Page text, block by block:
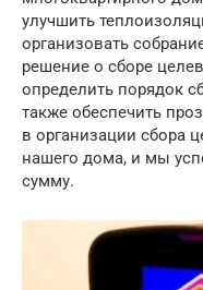
улучшить
организовать
решение о сборе
определить порядок
также обеспечить
в организации сбора
нашего дома, и мы
сумму.